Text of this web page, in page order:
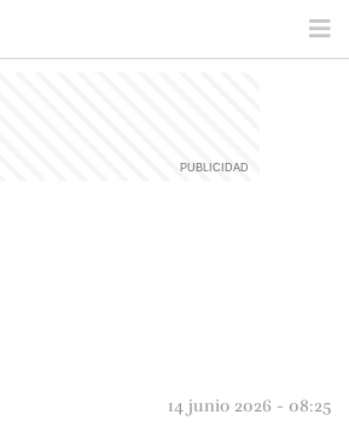
14 junio 2026 - 08:25